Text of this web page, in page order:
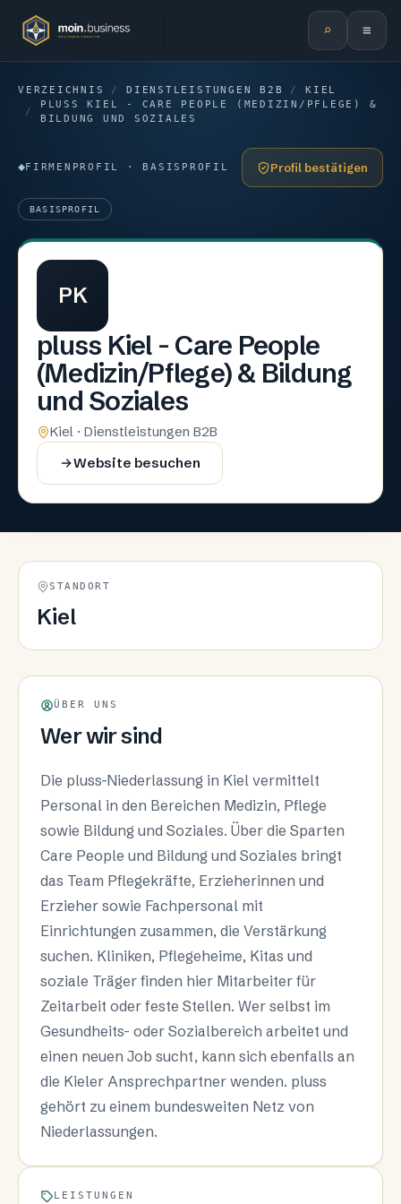
⌕ ≡
VERZEICHNIS / DIENSTLEISTUNGEN B2B /
KIEL
/
PLUSS KIEL - CARE PEOPLE (MEDIZIN/PFLEGE) &
BILDUNG UND SOZIALES
FIRMENPROFIL · BASISPROFIL Profil bestätigen
BASISPROFIL
PK
pluss Kiel - Care People
(Medizin/Pflege) & Bildung
und Soziales
Kiel · Dienstleistungen B2B
Website besuchen
STANDORT
Kiel
ÜBER UNS
Wer wir sind
Die pluss-Niederlassung in Kiel vermittelt
Personal in den Bereichen Medizin, Pflege
sowie Bildung und Soziales. Über die Sparten
Care People und Bildung und Soziales bringt
das Team Pflegekräfte, Erzieherinnen und
Erzieher sowie Fachpersonal mit
Einrichtungen zusammen, die Verstärkung
suchen. Kliniken, Pflegeheime, Kitas und
soziale Träger finden hier Mitarbeiter für
Zeitarbeit oder feste Stellen. Wer selbst im
Gesundheits- oder Sozialbereich arbeitet und
einen neuen Job sucht, kann sich ebenfalls an
die Kieler Ansprechpartner wenden. pluss
gehört zu einem bundesweiten Netz von
Niederlassungen.
LEISTUNGEN